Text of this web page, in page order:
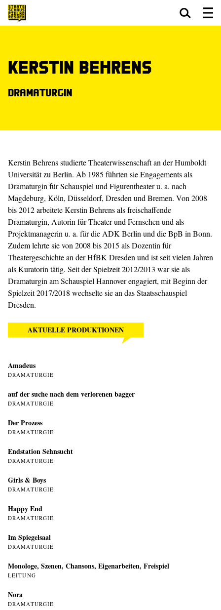
Kerstin Behrens
Dramaturgin
Kerstin Behrens studierte Theaterwissenschaft an der Humboldt
Universität zu Berlin. Ab 1985 führten sie Engagements als
Dramaturgin für Schauspiel und Figurentheater u. a. nach
Magdeburg, Köln, Düsseldorf, Dresden und Bremen. Von 2008
bis 2012 arbeitete Kerstin Behrens als freischaffende
Dramaturgin, Autorin für Theater und Fernsehen und als
Projektmanagerin u. a. für die ADK Berlin und die BpB in Bonn.
Zudem lehrte sie von 2008 bis 2015 als Dozentin für
Theatergeschichte an der HfBK Dresden und ist seit vielen Jahren
als Kuratorin tätig. Seit der Spielzeit 2012/2013 war sie als
Dramaturgin am Schauspiel Hannover engagiert, mit Beginn der
Spielzeit 2017/2018 wechselte sie an das Staatsschauspiel
Dresden.
AKTUELLE PRODUKTIONEN
Amadeus
DRAMATURGIE
auf der suche nach dem verlorenen bagger
DRAMATURGIE
Der Prozess
DRAMATURGIE
Endstation Sehnsucht
DRAMATURGIE
Girls & Boys
DRAMATURGIE
Happy End
DRAMATURGIE
Im Spiegelsaal
DRAMATURGIE
Monologe, Szenen, Chansons, Eigenarbeiten, Freispiel
LEITUNG
Nora
DRAMATURGIE